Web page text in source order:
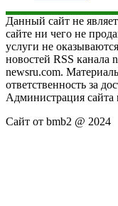
Данный сайт не
сайте ни чего не
услуги не
новостей RSS канала
newsru.com.
ответственность за
Администрация сайта
Сайт от bmb2 @ 2024